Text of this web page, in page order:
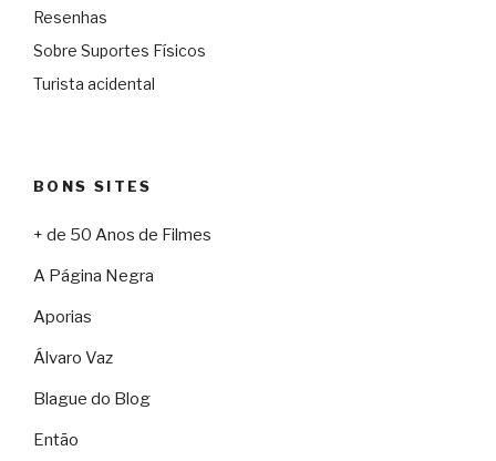
Resenhas
Sobre Suportes Físicos
Turista acidental
BONS SITES
+ de 50 Anos de Filmes
A Página Negra
Aporias
Álvaro Vaz
Blague do Blog
Então